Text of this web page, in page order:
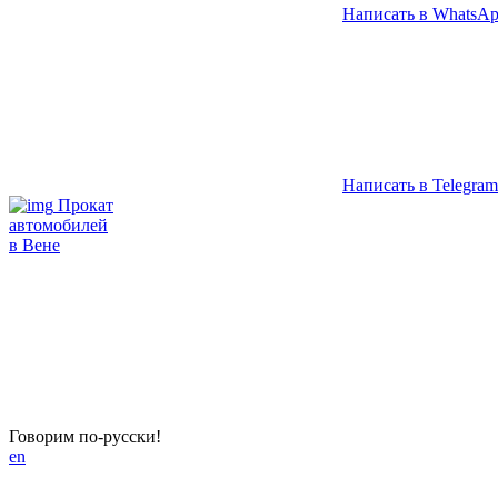
Написать в
Написать в Telegram
Прокат
автомобилей
в Вене
Говорим по-русски!
en